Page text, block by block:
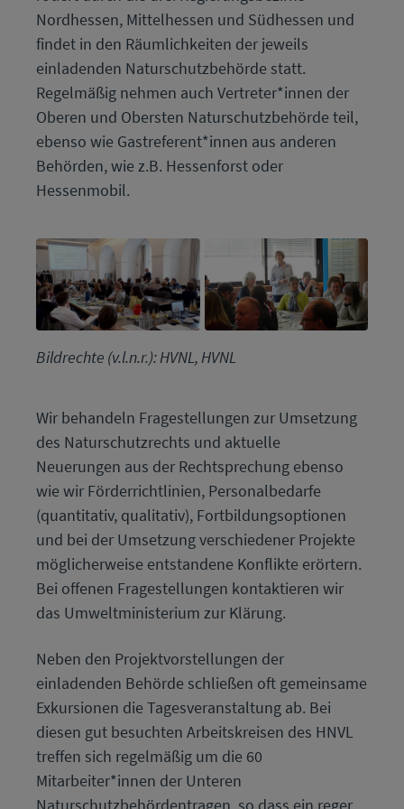
Nordhessen, Mittelhessen und Südhessen und
findet in den Räumlichkeiten der jeweils
einladenden Naturschutzbehörde statt.
Regelmäßig nehmen auch Vertreter*innen der
Oberen und Obersten Naturschutzbehörde teil,
ebenso wie Gastreferent*innen aus anderen
Behörden, wie z.B. Hessenforst oder
Hessenmobil.
Bildrechte (v.l.n.r.): HVNL, HVNL
Wir behandeln Fragestellungen zur Umsetzung
des Naturschutzrechts und aktuelle
Neuerungen aus der Rechtsprechung ebenso
wie wir Förderrichtlinien, Personalbedarfe
(quantitativ, qualitativ), Fortbildungsoptionen
und bei der Umsetzung verschiedener Projekte
möglicherweise entstandene Konflikte erörtern.
Bei offenen Fragestellungen kontaktieren wir
das Umweltministerium zur Klärung.
Neben den Projektvorstellungen der
einladenden Behörde schließen oft gemeinsame
Exkursionen die Tagesveranstaltung ab. Bei
diesen gut besuchten Arbeitskreisen des HNVL
treffen sich regelmäßig um die 60
Mitarbeiter*innen der Unteren